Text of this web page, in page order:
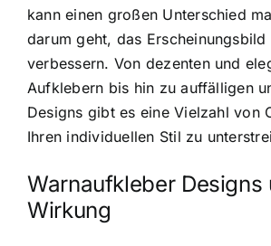
kann einen großen Unterschied
darum geht, das Erscheinungsbild
verbessern. Von dezenten und
Aufklebern bis hin zu auffälligen
Designs gibt es eine Vielzahl von
Ihren individuellen Stil zu
Warnaufkleber Designs
Wirkung